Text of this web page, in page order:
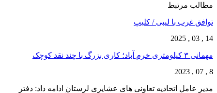
مطالب مرتبط
توافق غرب با لیبی / کلیپ
14 , 03 , 2025
مهمانی ۳ کیلومتری خرم آباد؛ کاری بزرگ با چند نقد کوچک
8 , 07 , 2023
مدیر عامل اتحادیه تعاونی های عشایری لرستان ادامه داد: دفتر